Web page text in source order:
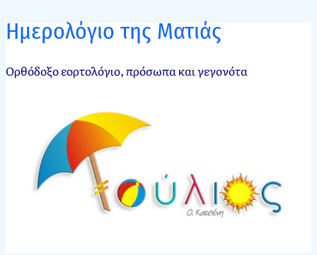
Ημερολόγιο της Ματιάς
Ορθόδοξο εορτολόγιο, πρόσωπα και γεγονότα